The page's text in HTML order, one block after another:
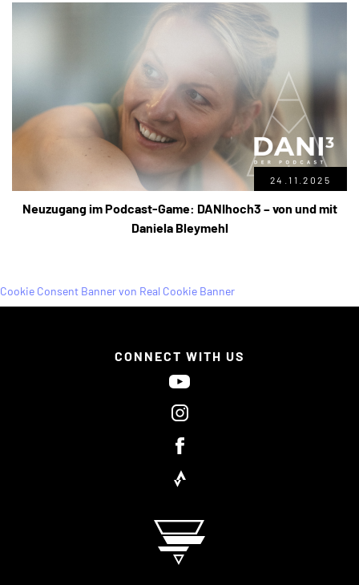
24.11.2025
Neuzugang im Podcast-Game: DANIhoch3 – von und mit
Daniela Bleymehl
CONNECT WITH US
Cookie Consent Banner von Real Cookie Banner